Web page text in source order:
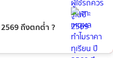
2569 ถึงตกต่ำ ?